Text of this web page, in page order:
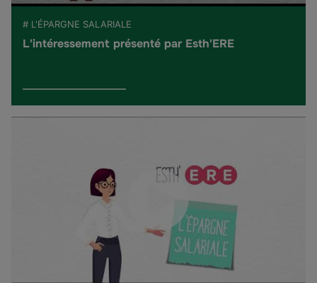
# L'ÉPARGNE SALARIALE
L'intéressement présenté par Esth'ERE